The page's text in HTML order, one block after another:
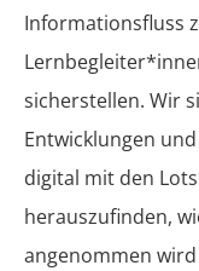
Informationsfluss
sicherstellen. Wir
Entwicklungen
digital mit den
herauszufinden,
angenommen